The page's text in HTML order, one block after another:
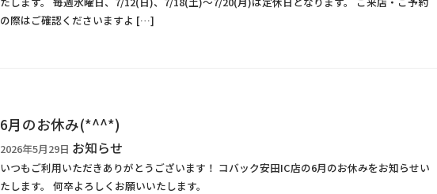
の際はご確認くださいますよ […]
6月のお休み(*^^*)
2026年5月29日 お知らせ
いつもご利用いただきありがとうございます！ コバック安田IC店の6月のお休みをお知らせい
たします。 何卒よろしくお願いいたします。